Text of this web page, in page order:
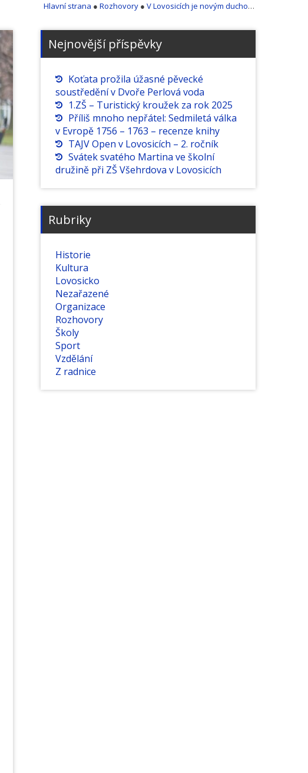
Hlavní strana ● Rozhovory ● V Lovosicích je novým duchovním Ladislav Nádvorník
Nejnovější příspěvky
Koťata prožila úžasné pěvecké
soustředění v Dvoře Perlová voda
1.ZŠ – Turistický kroužek za rok 2025
Příliš mnoho nepřátel: Sedmiletá válka
v Evropě 1756 – 1763 – recenze knihy
TAJV Open v Lovosicích – 2. ročník
Svátek svatého Martina ve školní
družině při ZŠ Všehrdova v Lovosicích
Rubriky
Historie
Kultura
Lovosicko
Nezařazené
Organizace
Rozhovory
Školy
Sport
Vzdělání
Z radnice